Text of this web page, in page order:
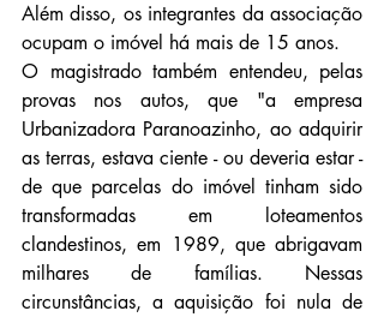
Além disso, os integrantes da associação
ocupam o imóvel há mais de 15 anos.
O magistrado também entendeu, pelas
provas nos autos, que "a empresa
Urbanizadora Paranoazinho, ao adquirir
as terras, estava ciente - ou deveria estar -
de que parcelas do imóvel tinham sido
transformadas em loteamentos
clandestinos, em 1989, que abrigavam
milhares de famílias. Nessas
circunstâncias, a aquisição foi nula de